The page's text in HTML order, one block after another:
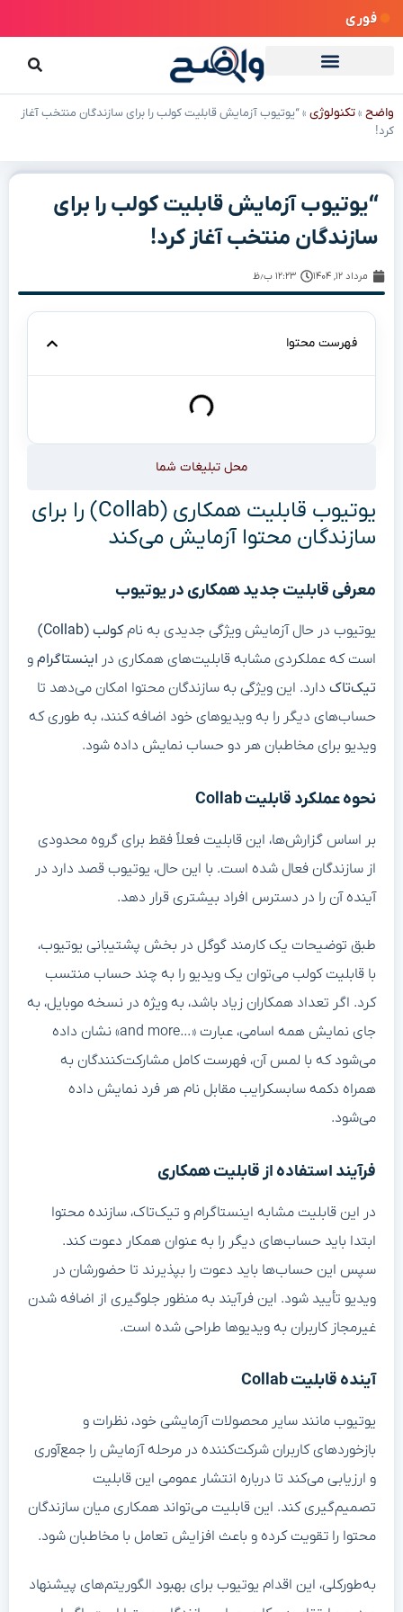
فوری
واضح »تکنولوژی »“یوتیوب آزمایش قابلیت کولب را برای سازندگان منتخب آغاز
کرد!
“یوتیوب آزمایش قابلیت کولب را برای
سازندگان منتخب آغاز کرد!
مرداد ۱۲, ۱۴۰۴ ۱۲:۲۳ ب٫ظ
فهرست محتوا
محل تبلیغات شما
یوتیوب قابلیت همکاری (Collab) را برای
سازندگان محتوا آزمایش می‌کند
معرفی قابلیت جدید همکاری در یوتیوب
یوتیوب در حال آزمایش ویژگی جدیدی به نامکولب (Collab)
است که عملکردی مشابه قابلیت‌های همکاری در اینستاگرام و
تیک‌تاک دارد. این ویژگی به سازندگان محتوا امکان می‌دهد تا
حساب‌های دیگر را به ویدیوهای خود اضافه کنند، به طوری که
ویدیو برای مخاطبان هر دو حساب نمایش داده شود.
نحوه عملکرد قابلیت Collab
بر اساس گزارش‌ها، این قابلیت فعلاً فقط برای گروه محدودی
از سازندگان فعال شده است. با این حال، یوتیوب قصد دارد در
آینده آن را در دسترس افراد بیشتری قرار دهد.
طبق توضیحات یک کارمند گوگل در بخش پشتیبانی یوتیوب،
با قابلیت کولب می‌توان یک ویدیو را به چند حساب منتسب
کرد. اگر تعداد همکاران زیاد باشد، به ویژه در نسخه موبایل، به
جای نمایش همه اسامی، عبارت «…and more» نشان داده
می‌شود که با لمس آن، فهرست کامل مشارکت‌کنندگان به
همراه دکمه سابسکرایب مقابل نام هر فرد نمایش داده
می‌شود.
فرآیند استفاده از قابلیت همکاری
در این قابلیت مشابه اینستاگرام و تیک‌تاک، سازنده محتوا
ابتدا باید حساب‌های دیگر را به عنوان همکار دعوت کند.
سپس این حساب‌ها باید دعوت را بپذیرند تا حضورشان در
ویدیو تأیید شود. این فرآیند به منظور جلوگیری از اضافه شدن
غیرمجاز کاربران به ویدیوها طراحی شده است.
آینده قابلیت Collab
یوتیوب مانند سایر محصولات آزمایشی خود، نظرات و
بازخوردهای کاربران شرکت‌کننده در مرحله آزمایش را جمع‌آوری
و ارزیابی می‌کند تا درباره انتشار عمومی این قابلیت
تصمیم‌گیری کند. این قابلیت می‌تواند همکاری میان سازندگان
محتوا را تقویت کرده و باعث افزایش تعامل با مخاطبان شود.
به‌طورکلی، این اقدام یوتیوب برای بهبود الگوریتم‌های پیشنهاد